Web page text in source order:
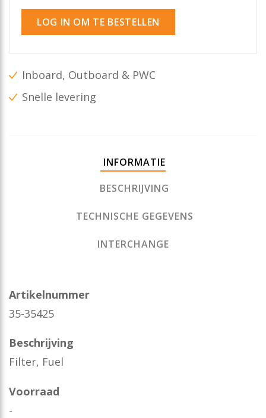
LOG IN OM TE BESTELLEN
Inboard, Outboard & PWC
Snelle levering
INFORMATIE
BESCHRIJVING
TECHNISCHE GEGEVENS
INTERCHANGE
Artikelnummer
35-35425
Beschrijving
Filter, Fuel
Voorraad
-